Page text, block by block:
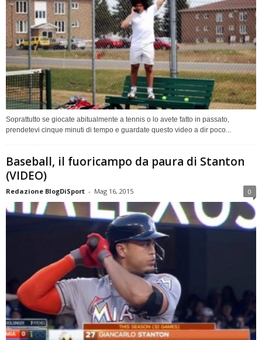
Soprattutto se giocate abitualmente a tennis o lo avete fatto in passato,
prendetevi cinque minuti di tempo e guardate questo video a dir poco...
Baseball, il fuoricampo da paura di Stanton
(VIDEO)
Redazione BlogDiSport - Mag 16, 2015 0